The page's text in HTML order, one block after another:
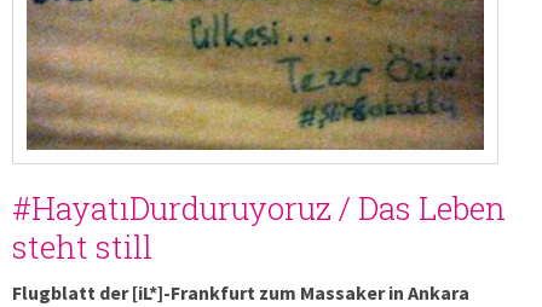
#HayatıDurduruyoruz / Das Leben
steht still
Flugblatt der [iL*]-Frankfurt zum Massaker in Ankara